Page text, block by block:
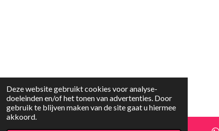
Deze website gebruikt cookies voor analyse-
doeleinden en/of het tonen van advertenties. Door
gebruik te blijven maken van de site gaat u hiermee
akkoord.